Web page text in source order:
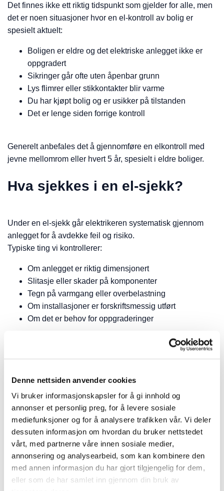
Denne nettsiden anvender cookies
Vi bruker informasjonskapsler for å gi innhold og
annonser et personlig preg, for å levere sosiale
mediefunksjoner og for å analysere trafikken vår. Vi deler
dessuten informasjon om hvordan du bruker nettstedet
vårt, med partnerne våre innen sosiale medier,
annonsering og analysearbeid, som kan kombinere den
med annen informasjon du har gjort tilgjengelig for dem,
eller som de har samlet inn gjennom din bruk av
Det finnes ikke ett riktig tidspunkt som gjelder for alle, men
det er noen situasjoner hvor en el-kontroll av bolig er
spesielt aktuelt:
Boligen er eldre og det elektriske anlegget ikke er
oppgradert
Sikringer går ofte uten åpenbar grunn
Lys flimrer eller stikkontakter blir varme
Du har kjøpt bolig og er usikker på tilstanden
Det er lenge siden forrige kontroll
Generelt anbefales det å gjennomføre en elkontroll med
jevne mellomrom eller hvert 5 år, spesielt i eldre boliger.
Hva sjekkes i en el-sjekk?
Under en el-sjekk går elektrikeren systematisk gjennom
anlegget for å avdekke feil og risiko.
Typiske ting vi kontrollerer:
Om anlegget er riktig dimensjonert
Slitasje eller skader på komponenter
Tegn på varmgang eller overbelastning
Om installasjoner er forskriftsmessig utført
Om det er behov for oppgraderinger
Dette gir deg et godt grunnlag for å vurdere om noe bør
Hva er forskjellen på el-
kontroll og elsjekk?
Begrepene brukes ofte om hverandre, og i praksis er det
liten forskjell. Bådeel-kontroll, elkontroll og elsjekk av bolig
handler om å kontrollere det elektriske anlegget.
Noen bruker “elsjekk” mer uformelt (som eier av anlegget